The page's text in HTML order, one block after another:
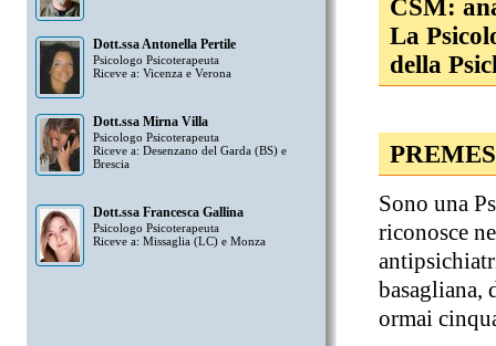
Dott.ssa Antonella Pertile
Psicologo Psicoterapeuta
Riceve a: Vicenza e Verona
Dott.ssa Mirna Villa
Psicologo Psicoterapeuta
Riceve a: Desenzano del Garda (BS) e
Brescia
Dott.ssa Francesca Gallina
Psicologo Psicoterapeuta
Riceve a: Missaglia (LC) e Monza
CSM:
La
della
Sono una
riconosce
basagliana,
ormai